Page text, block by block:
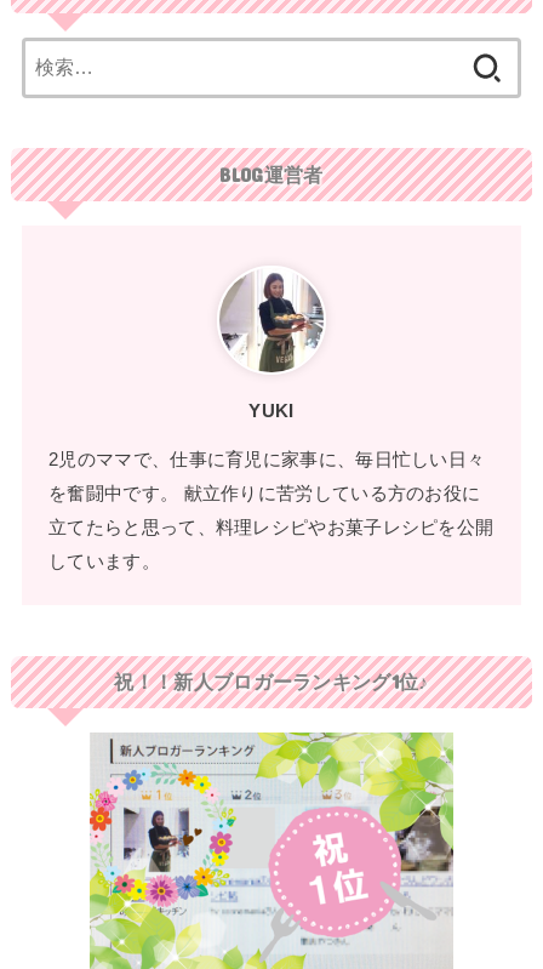
索:
BLOG運営者
YUKI
2児のママで、仕事に育児に家事に、毎日忙しい日々
を奮闘中です。 献立作りに苦労している方のお役に
立てたらと思って、料理レシピやお菓子レシピを公開
しています。
祝！！新人ブロガーランキング1位♪